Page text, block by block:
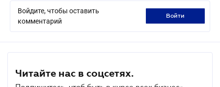
Войдите, чтобы оставить
комментарий
войти
Читайте нас в соцсетях.